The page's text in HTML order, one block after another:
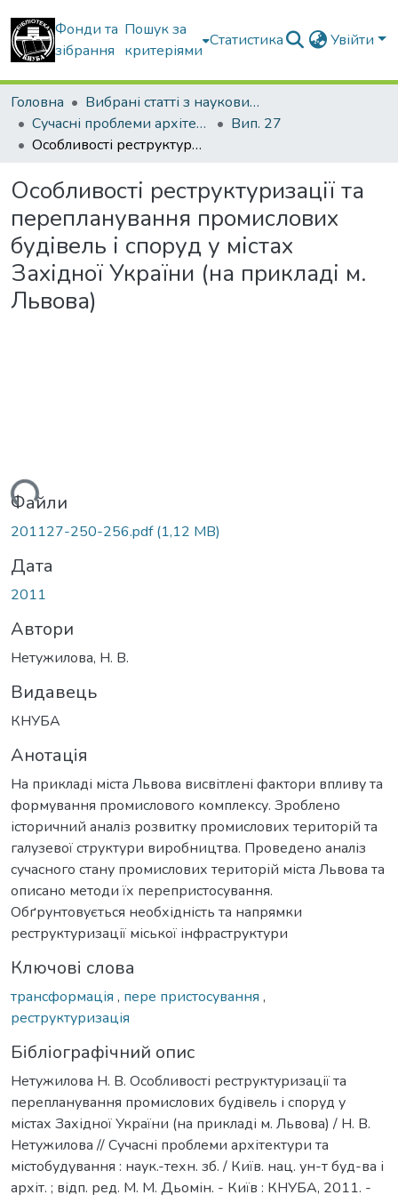
Фонди та
зібрання
Пошук за
критеріями
Статистика Увійти
Головна
Вибрані статті з наукових збірників КНУБА
Сучасні проблеми архітектури та містобудування
Вип. 27
Особливості реструктуризації та перепланування промислових будівель і споруд у містах Західної України (на прикладі м. Львова)
Особливості реструктуризації та
перепланування промислових
будівель і споруд у містах
Західної України (на прикладі м.
Львова)
Файли
201127-250-256.pdf(1,12 MB)
Дата
2011
Автори
Нетужилова, Н. В.
Видавець
КНУБА
Анотація
На прикладі міста Львова висвітлені фактори впливу та
формування промислового комплексу. Зроблено
історичний аналіз розвитку промислових територій та
галузевої структури виробництва. Проведено аналіз
сучасного стану промислових територій міста Львова та
описано методи їх перепристосування.
Обґрунтовується необхідність та напрямки
реструктуризації міської інфраструктури
Ключові слова
трансформація , пере пристосування ,
реструктуризація
Бібліографічний опис
Нетужилова Н. В. Особливості реструктуризації та
перепланування промислових будівель і споруд у
містах Західної України (на прикладі м. Львова) / Н. В.
Нетужилова // Сучасні проблеми архітектури та
містобудування : наук.-техн. зб. / Київ. нац. ун-т буд-ва і
архіт. ; відп. ред. М. М. Дьомін. - Київ : КНУБА, 2011. -